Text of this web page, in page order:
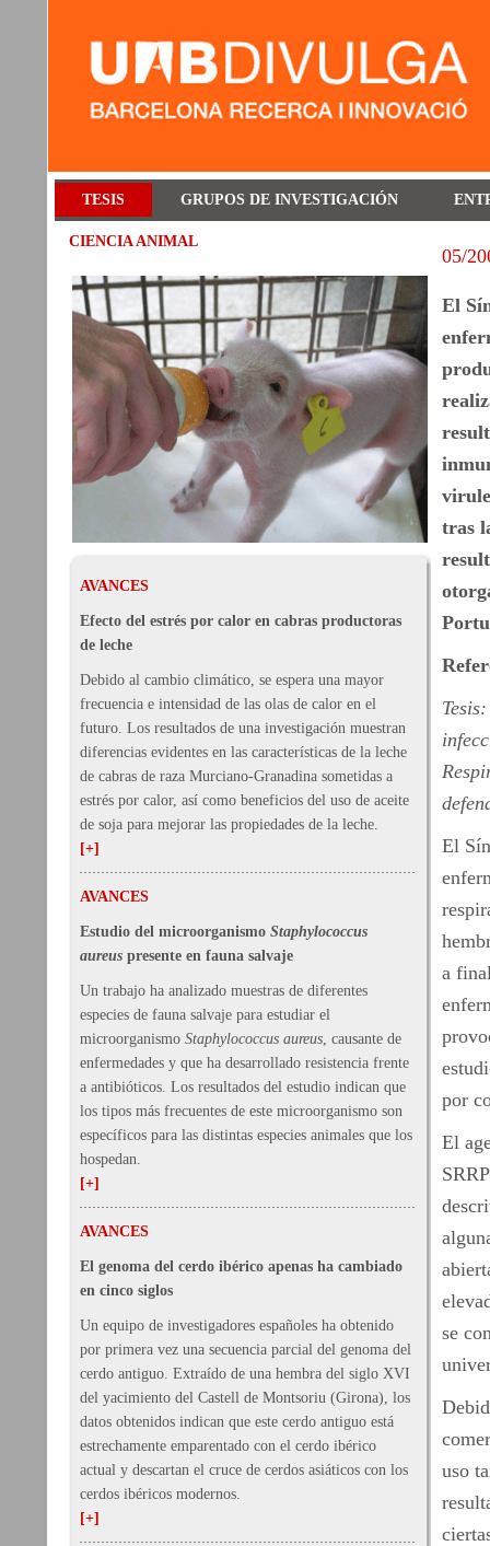
TESIS GRUPOS DE INVESTIGACIÓN
CIENCIA ANIMAL
AVANCES
Efecto del estrés por calor en cabras productoras
de leche
Debido al cambio climático, se espera una mayor
frecuencia e intensidad de las olas de calor en el
futuro. Los resultados de una investigación muestran
diferencias evidentes en las características de la leche
de cabras de raza Murciano-Granadina sometidas a
estrés por calor, así como beneficios del uso de aceite
de soja para mejorar las propiedades de la leche.
[+]
AVANCES
Estudio del microorganismo Staphylococcus
aureus presente en fauna salvaje
Un trabajo ha analizado muestras de diferentes
especies de fauna salvaje para estudiar el
microorganismo Staphylococcus aureus, causante de
enfermedades y que ha desarrollado resistencia frente
a antibióticos. Los resultados del estudio indican que
los tipos más frecuentes de este microorganismo son
específicos para las distintas especies animales que los
hospedan.
[+]
AVANCES
El genoma del cerdo ibérico apenas ha cambiado
en cinco siglos
Un equipo de investigadores españoles ha obtenido
por primera vez una secuencia parcial del genoma del
cerdo antiguo. Extraído de una hembra del siglo XVI
del yacimiento del Castell de Montsoriu (Girona), los
datos obtenidos indican que este cerdo antiguo está
estrechamente emparentado con el cerdo ibérico
actual y descartan el cruce de cerdos asiáticos con los
cerdos ibéricos modernos.
[+]
05/
El
tras
El
a
por
El
se
uso